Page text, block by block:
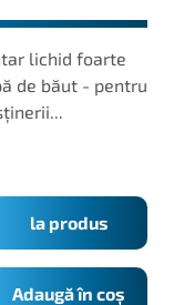
lichid foarte
de băut - pentru
la produs
Adaugă în coș